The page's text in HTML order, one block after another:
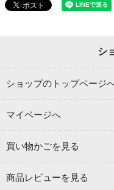
シ
ショップのトップページ
マイページへ
買い物かごを見る
商品レビューを見る